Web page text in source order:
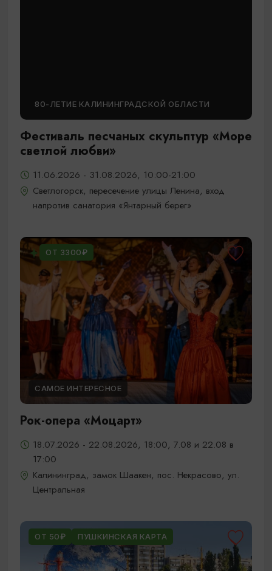
80-ЛЕТИЕ КАЛИНИНГРАДСКОЙ ОБЛАСТИ
Фестиваль песчаных скульптур «Море
светлой любви»
11.06.2026 - 31.08.2026, 10:00-21:00
Светлогорск, пересечение улицы Ленина, вход
напротив санатория «Янтарный берег»
ОТ 3300₽
САМОЕ ИНТЕРЕСНОЕ
Рок-опера «Моцарт»
18.07.2026 - 22.08.2026, 18:00, 7.08 и 22.08 в
17:00
Калининград, замок Шаакен, пос. Некрасово, ул.
Центральная
ОТ 50₽ ПУШКИНСКАЯ КАРТА